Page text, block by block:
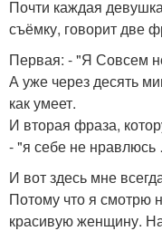
Почти каждая
съёмку, говорит две
Первая: - "Я Совсем
А уже через десять
как умеет.
И вторая фраза,
- "я себе не
И вот здесь мне
Потому что я смотрю
красивую женщину.